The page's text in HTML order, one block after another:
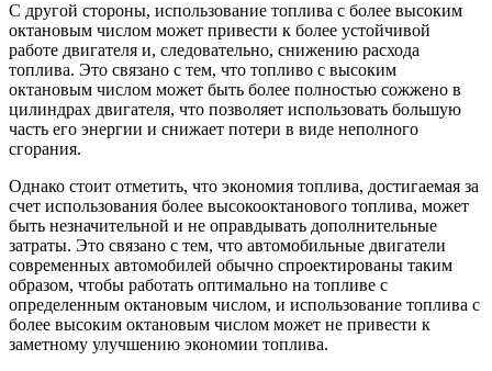
С другой стороны, использование топлива с более высоким
октановым числом может привести к более устойчивой
работе двигателя и, следовательно, снижению расхода
топлива. Это связано с тем, что топливо с высоким
октановым числом может быть более полностью сожжено в
цилиндрах двигателя, что позволяет использовать большую
часть его энергии и снижает потери в виде неполного
сгорания.
Однако стоит отметить, что экономия топлива, достигаемая за
счет использования более высокооктанового топлива, может
быть незначительной и не оправдывать дополнительные
затраты. Это связано с тем, что автомобильные двигатели
современных автомобилей обычно спроектированы таким
образом, чтобы работать оптимально на топливе с
определенным октановым числом, и использование топлива с
более высоким октановым числом может не привести к
заметному улучшению экономии топлива.